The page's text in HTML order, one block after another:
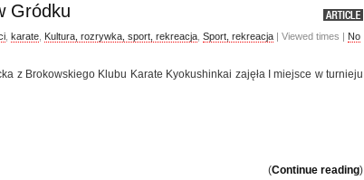
Gródku
karate Kultura, rozrywka, sport, rekreacja Sport, rekreacja | Viewed times | No
z Brokowskiego Klubu Karate Kyokushinkai zajęła I miejsce w turnieju
(Continue reading)